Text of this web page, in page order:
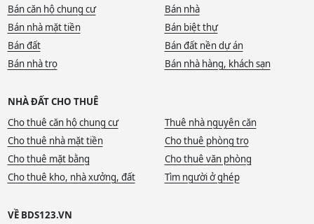
Bán căn hộ chung cư
Bán nhà
Bán nhà mặt tiền
Bán biệt thự
Bán đất
Bán đất nền dự án
Bán nhà trọ
Bán nhà hàng, khách sạn
NHÀ ĐẤT CHO THUÊ
Cho thuê căn hộ chung cư
Thuê nhà nguyên căn
Cho thuê nhà mặt tiền
Cho thuê phòng trọ
Cho thuê mặt bằng
Cho thuê văn phòng
Cho thuê kho, nhà xưởng, đất
Tìm người ở ghép
VỀ BDS123.VN